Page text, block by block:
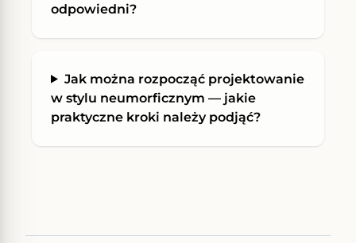
odpowiedni?
Jak można rozpocząć projektowanie
w stylu neumorficznym — jakie
praktyczne kroki należy podjąć?